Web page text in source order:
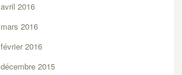
avril 2016
mars 2016
février 2016
décembre 2015